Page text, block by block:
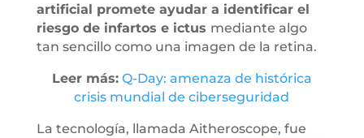
artificial promete ayudar a identificar el
riesgo de infartos e ictus mediante algo
tan sencillo como una imagen de la retina.
Leer más: Q-Day: amenaza de histórica
crisis mundial de ciberseguridad
La tecnología, llamada Aitheroscope, fue